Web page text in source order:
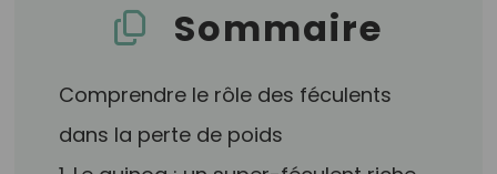
Sommaire
Comprendre le rôle des féculents
dans la perte de poids